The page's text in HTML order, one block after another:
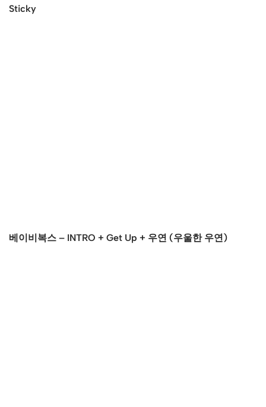
Sticky
베이비복스 – INTRO + Get Up + 우연 (우울한 우연)